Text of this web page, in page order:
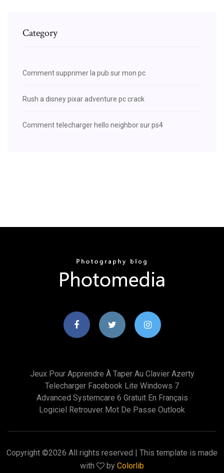
Category
Comment supprimer la pub sur mon pc
Rush a disney pixar adventure pc crack
Comment telecharger hello neighbor sur ps4
Jeux Pour Apprendre À Taper Au Clavier Azerty
Telecharger Facebook Lite Windows 7
Advanced Systemcare 6 Gratuit En Français
Logiciel Retrouver Mot De Passe Outlook
Copyright ©2026 All rights reserved | This template is made
with
by Colorlib